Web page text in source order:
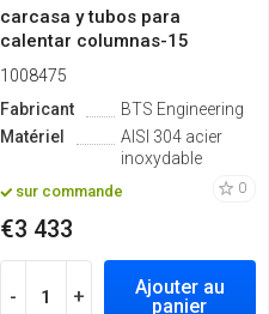
carcasa y tubos para
calentar columnas-15
1008475
Fabricant
BTS Engineering
Matériel
AISI 304 acier
inoxydable
sur commande 0
€3 433
- +
Ajouter au
panier